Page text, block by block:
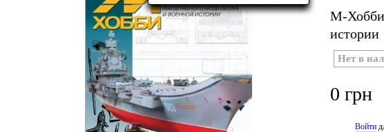
М-Хобби
истории
Нет в
0 грн
Войти